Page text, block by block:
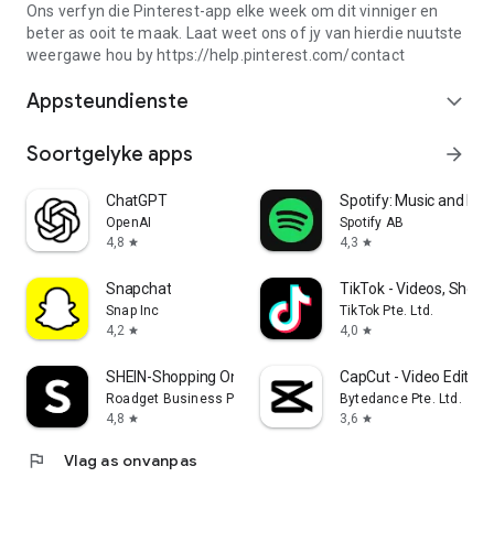
Ons verfyn die Pinterest-app elke week om dit vinniger en
beter as ooit te maak. Laat weet ons of jy van hierdie nuutste
weergawe hou by ​​https://help.pinterest.com/​contact
Appsteundienste expand_more
Soortgelyke apps arrow_forward
ChatGPT
OpenAI
4,8 star
Spotify: Music and
Spotify AB
4,3 star
Snapchat
Snap Inc
4,2 star
TikTok - Videos, Shop
TikTok Pte. Ltd.
4,0 star
SHEIN-Shopping Online
Roadget Business PTE. LTD.
4,8 star
CapCut - Video Editor
Bytedance Pte. Ltd.
3,6 star
flag Vlag as onvanpas